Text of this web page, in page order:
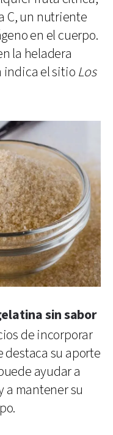
C, un nutriente
en el cuerpo.
la heladera
indica el sitio Los
sin sabor
de incorporar
destaca su aporte
ayudar a
a mantener su